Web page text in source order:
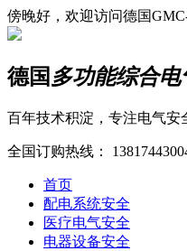
傍晚好，欢迎访问德国
德国 多功能综合
百年技术积淀，专注电气安
全国订购热线：
首页
配电系统安全
医疗电气安全
电器设备安全